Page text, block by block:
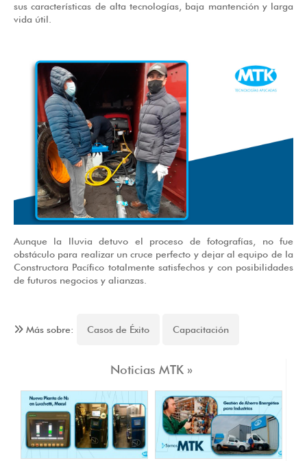
Noticias MTK »
sus características de alta tecnologías, baja mantención y larga
vida útil.
Aunque la lluvia detuvo el proceso de fotografías, no fue
obstáculo para realizar un cruce perfecto y dejar al equipo de la
Constructora Pacífico totalmente satisfechos y con posibilidades
de futuros negocios y alianzas.
Más sobre: Casos de Éxito Capacitación